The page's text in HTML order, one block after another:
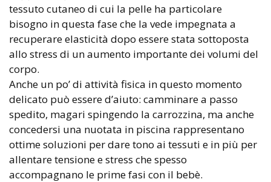
tessuto cutaneo di cui la pelle ha particolare
bisogno in questa fase che la vede impegnata a
recuperare elasticità dopo essere stata sottoposta
allo stress di un aumento importante dei volumi del
corpo.
Anche un po’ di attività fisica in questo momento
delicato può essere d’aiuto: camminare a passo
spedito, magari spingendo la carrozzina, ma anche
concedersi una nuotata in piscina rappresentano
ottime soluzioni per dare tono ai tessuti e in più per
allentare tensione e stress che spesso
accompagnano le prime fasi con il bebè.